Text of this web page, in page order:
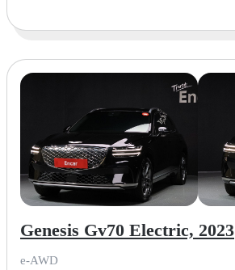
Genesis Gv70 Electric, 2023
e-AWD